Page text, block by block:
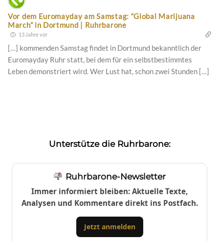
Vor dem Euromayday am Samstag: “Global Marijuana
March” in Dortmund | Ruhrbarone
13 Jahre vor
[…] kommenden Samstag findet in Dortmund bekanntlich der
Euromayday Ruhr statt, bei dem für ein selbstbestimmtes
Leben demonstriert wird. Wer Lust hat, schon zwei Stunden […]
Unterstütze die Ruhrbarone:
Ruhrbarone-Newsletter
Immer informiert bleiben: Aktuelle Texte,
Analysen und Kommentare direkt ins Postfach.
Jetzt anmelden